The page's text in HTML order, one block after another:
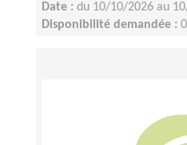
Date : du 10/10/2026 au
Disponibilité demandée :